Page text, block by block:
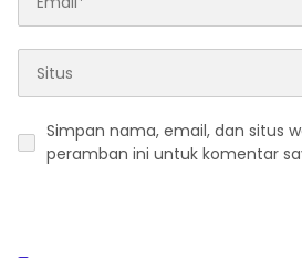
Simpan nama, email, dan situs
peramban ini untuk komentar